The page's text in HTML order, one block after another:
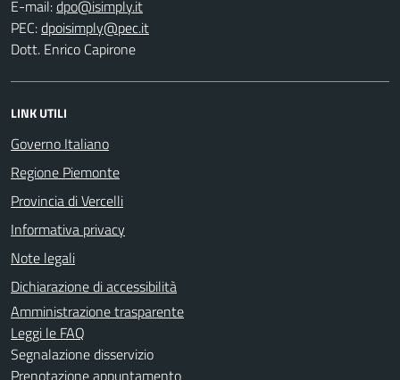
E-mail:
PEC:
Dott. Enrico Capirone
LINK UTILI
Governo Italiano
Regione Piemonte
Provincia di Vercelli
Informativa privacy
Note legali
Dichiarazione di accessibilità
Amministrazione trasparente
Leggi le FAQ
Segnalazione disservizio
Prenotazione appuntamento